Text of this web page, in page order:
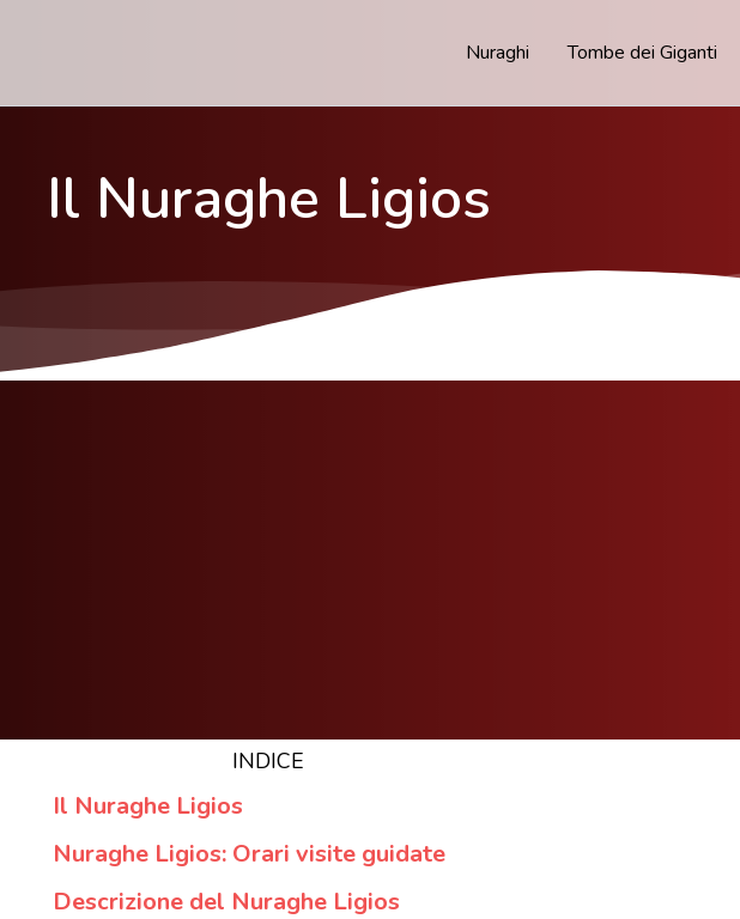
Nuraghi Tombe dei Giganti
Il Nuraghe Ligios
INDICE
Il Nuraghe Ligios
Nuraghe Ligios: Orari visite guidate
Descrizione del Nuraghe Ligios